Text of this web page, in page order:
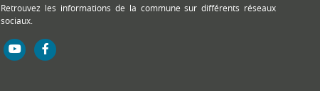
Retrouvez les informations de la commune sur différents réseaux
sociaux.